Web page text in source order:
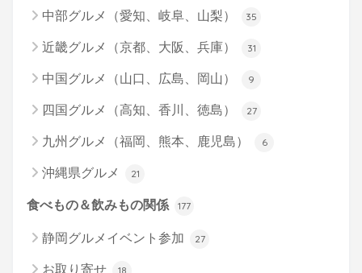
中部グルメ（愛知、岐阜、山梨） 35
近畿グルメ（京都、大阪、兵庫） 31
中国グルメ（山口、広島、岡山） 9
四国グルメ（高知、香川、徳島） 27
九州グルメ（福岡、熊本、鹿児島） 6
沖縄県グルメ 21
食べもの＆飲みもの関係 177
静岡グルメイベント参加 27
お取り寄せ 18